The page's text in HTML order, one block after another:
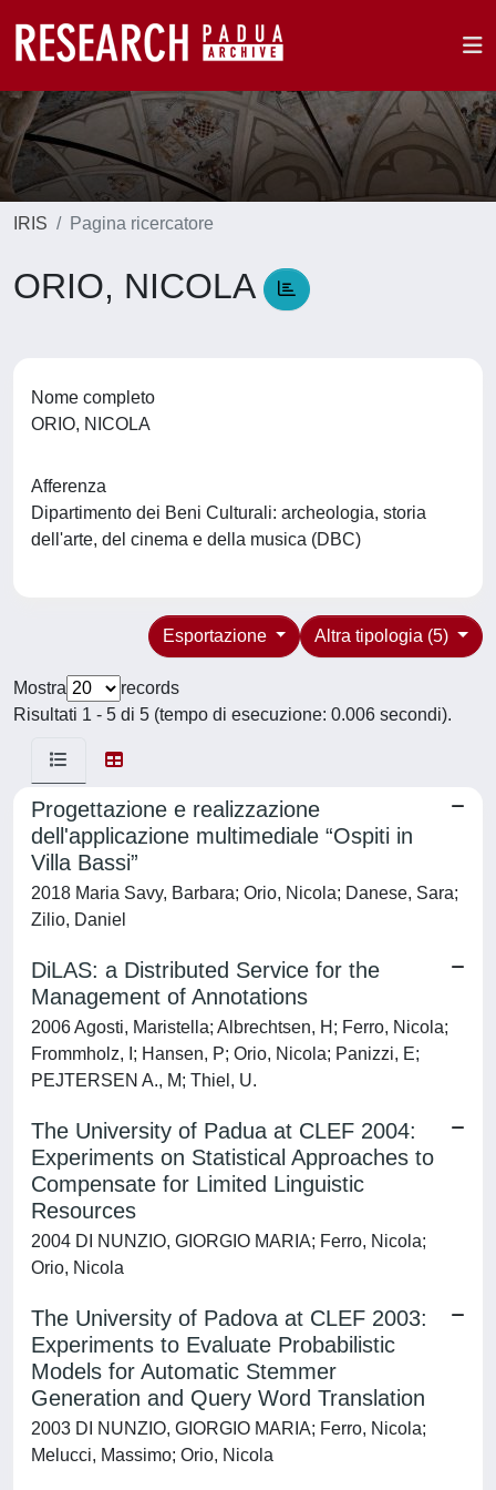
IRIS Pagina ricercatore
ORIO, NICOLA
Nome completo
ORIO, NICOLA
Afferenza
Dipartimento dei Beni Culturali: archeologia, storia
dell'arte, del cinema e della musica (DBC)
Altra tipologia (5)
Esportazione
Mostra
records
Risultati 1 - 5 di 5 (tempo di esecuzione: 0.006 secondi).
Progettazione e realizzazione
dell'applicazione multimediale “Ospiti in
Villa Bassi”
2018 Maria Savy, Barbara; Orio, Nicola; Danese, Sara;
Zilio, Daniel
DiLAS: a Distributed Service for the
Management of Annotations
2006 Agosti, Maristella; Albrechtsen, H; Ferro, Nicola;
Frommholz, I; Hansen, P; Orio, Nicola; Panizzi, E;
PEJTERSEN A., M; Thiel, U.
The University of Padua at CLEF 2004:
Experiments on Statistical Approaches to
Compensate for Limited Linguistic
Resources
2004 DI NUNZIO, GIORGIO MARIA; Ferro, Nicola;
Orio, Nicola
The University of Padova at CLEF 2003:
Experiments to Evaluate Probabilistic
Models for Automatic Stemmer
Generation and Query Word Translation
2003 DI NUNZIO, GIORGIO MARIA; Ferro, Nicola;
Melucci, Massimo; Orio, Nicola